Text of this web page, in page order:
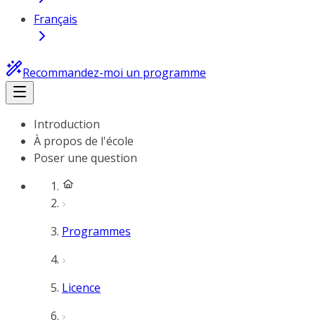
Français
Recommandez-moi un programme
Introduction
À propos de l'école
Poser une question
Programmes
Licence